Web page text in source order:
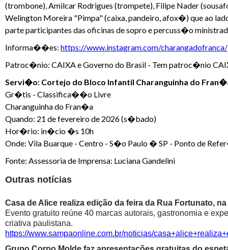
(trombone), Amilcar Rodrigues (trompete), Filipe Nader
Welington Moreira "Pimpa" (caixa, pandeiro, afox�) que ao
parte participantes das oficinas de sopro e percuss�o
Informa��es: https://www.instagram.com/charangadofranca/
Patroc�nio: CAIXA e Governo do Brasil - Tem patroc�nio
Servi�o: Cortejo do Bloco Infantil Charanguinha do
Gr�tis - Classifica��o Livre
Charanguinha do Fran�a
Quando: 21 de fevereiro de 2026 (s�bado)
Hor�rio: in�cio �s 10h
Onde: Vila Buarque - Centro - S�o Paulo � SP - Ponto de
Fonte: Assessoria de Imprensa: Luciana Gandelini
Outras notícias
Casa de Alice realiza edição da feira da Rua Fortunato,
Evento gratuito reúne 40 marcas autorais, gastronomia e
criativa paulistana.
https://www.sampaonline.com.br/noticias/